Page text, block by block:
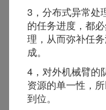
3，分布式异常处
的任务进度，都
理，从而弥补任
成。
4，对外机械臂的
资源的单一性，
到位。